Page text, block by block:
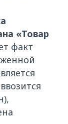
«Товар
факт